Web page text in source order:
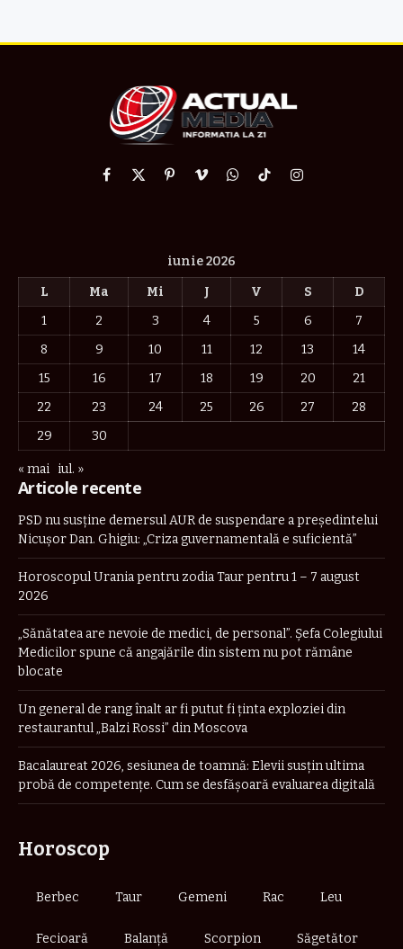
Facebook
X
PinterestVimeoWhatsApp
TikTokInstagram
iunie 2026
L
Ma Mi J V S
D
1
2 3 4 5 6
7
8
9 10 11 12 13
14
15
16 17 18 19 20
21
22
23 24 25 26 27
28
29
30
« mai iul. »
Articole recente
PSD nu susține demersul AUR de suspendare a președintelui
Nicușor Dan. Ghigiu: „Criza guvernamentală e suficientă”
Horoscopul Urania pentru zodia Taur pentru 1 – 7 august
2026
„Sănătatea are nevoie de medici, de personal”. Șefa Colegiului
Medicilor spune că angajările din sistem nu pot rămâne
blocate
Un general de rang înalt ar fi putut fi ținta exploziei din
restaurantul „Balzi Rossi” din Moscova
Bacalaureat 2026, sesiunea de toamnă: Elevii susțin ultima
probă de competențe. Cum se desfășoară evaluarea digitală
Horoscop
Berbec Taur Gemeni Rac Leu
Fecioară Balanță Scorpion Săgetător